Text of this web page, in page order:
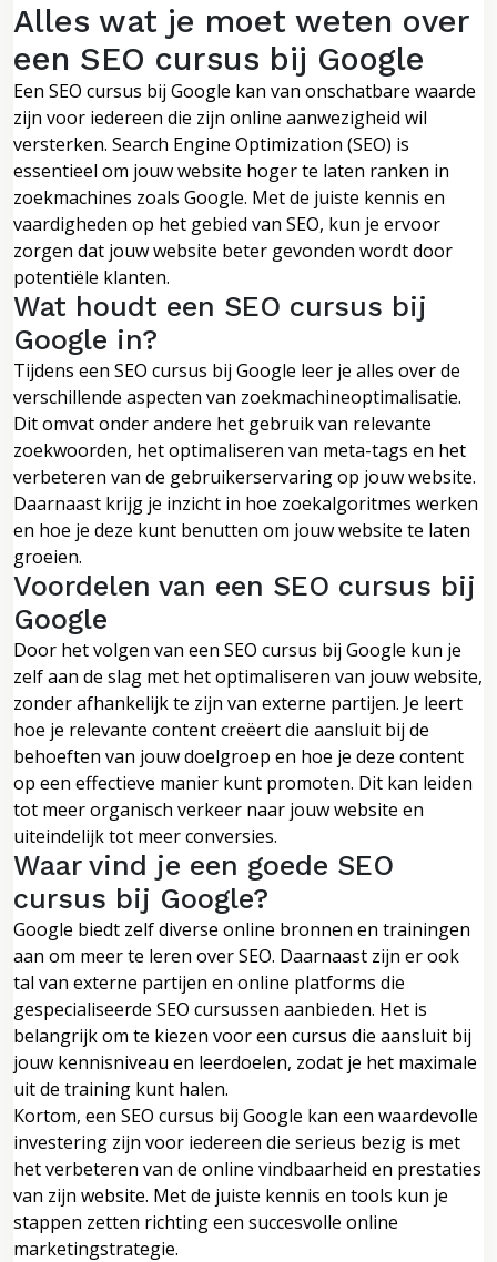
Alles wat je moet weten over
een SEO cursus bij Google
Een SEO cursus bij Google kan van onschatbare waarde
zijn voor iedereen die zijn online aanwezigheid wil
versterken. Search Engine Optimization (SEO) is
essentieel om jouw website hoger te laten ranken in
zoekmachines zoals Google. Met de juiste kennis en
vaardigheden op het gebied van SEO, kun je ervoor
zorgen dat jouw website beter gevonden wordt door
potentiële klanten.
Wat houdt een SEO cursus bij
Google in?
Tijdens een SEO cursus bij Google leer je alles over de
verschillende aspecten van zoekmachineoptimalisatie.
Dit omvat onder andere het gebruik van relevante
zoekwoorden, het optimaliseren van meta-tags en het
verbeteren van de gebruikerservaring op jouw website.
Daarnaast krijg je inzicht in hoe zoekalgoritmes werken
en hoe je deze kunt benutten om jouw website te laten
groeien.
Voordelen van een SEO cursus bij
Google
Door het volgen van een SEO cursus bij Google kun je
zelf aan de slag met het optimaliseren van jouw website,
zonder afhankelijk te zijn van externe partijen. Je leert
hoe je relevante content creëert die aansluit bij de
behoeften van jouw doelgroep en hoe je deze content
op een effectieve manier kunt promoten. Dit kan leiden
tot meer organisch verkeer naar jouw website en
uiteindelijk tot meer conversies.
Waar vind je een goede SEO
cursus bij Google?
Google biedt zelf diverse online bronnen en trainingen
aan om meer te leren over SEO. Daarnaast zijn er ook
tal van externe partijen en online platforms die
gespecialiseerde SEO cursussen aanbieden. Het is
belangrijk om te kiezen voor een cursus die aansluit bij
jouw kennisniveau en leerdoelen, zodat je het maximale
uit de training kunt halen.
Kortom, een SEO cursus bij Google kan een waardevolle
investering zijn voor iedereen die serieus bezig is met
het verbeteren van de online vindbaarheid en prestaties
van zijn website. Met de juiste kennis en tools kun je
stappen zetten richting een succesvolle online
marketingstrategie.